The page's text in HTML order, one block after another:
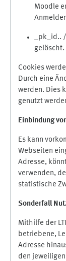
Moodle
_pk_id..
gelöscht.
Cookies
Durch eine
werden. Dies
genutzt
Einbindung vo
Es kann
Webseiten
Adresse,
verwenden,
statistische
Sonderfall
Mithilfe der
betriebene,
Adresse
den